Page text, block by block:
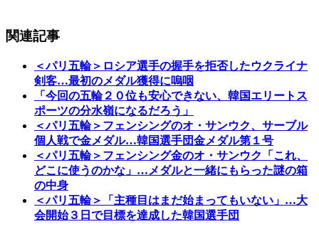
関連記事
＜パリ五輪＞ロシア選手の握手を拒否したウクライナ
剣客…最初のメダル獲得に嗚咽
「今回の五輪２０位も安心できない、韓国エリートス
ポーツの分水嶺になるだろう」
＜パリ五輪＞フェンシングのオ・サンウク、サーブル
個人戦で金メダル…韓国選手団金メダル第１号
＜パリ五輪＞フェンシング金のオ・サンウク「これ、
どこに使うのかな」…メダルと一緒にもらった謎の箱
の中身
＜パリ五輪＞「主種目はまだ始まってもいない」…大
会開始３日で目標を達成した韓国選手団